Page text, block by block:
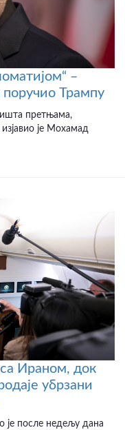
–
поручио Трампу
претњама,
је Мохамад
са Ираном, док
убрзани
је после недељу дана